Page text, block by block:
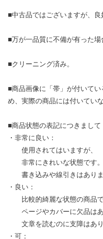
■中古品ではございますが、良
■万が一品質に不備が有った場
■クリーニング済み。
■商品画像に「帯」が付いて
め、実際の商品には付いてい
■商品状態の表記につきまして
・非常に良い：
使用されてはいますが、
非常にきれいな状態です。
書き込みや線引きはありま
・良い：
比較的綺麗な状態の商品で
ページやカバーに欠品はあ
文章を読むのに支障はあり
・可：